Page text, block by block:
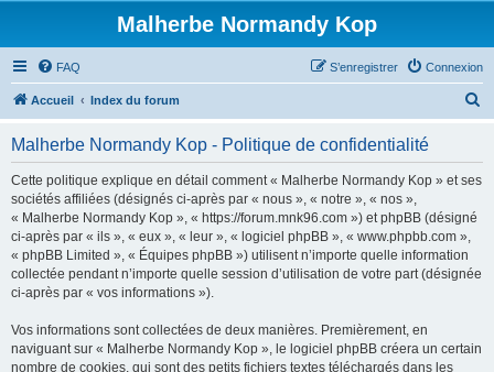
Malherbe Normandy Kop
FAQ Connexion
S’enregistrer
Accueil Index du forum
Malherbe Normandy Kop - Politique de confidentialité
Cette politique explique en détail comment « Malherbe Normandy Kop » et ses
sociétés affiliées (désignés ci-après par « nous », « notre », « nos »,
« Malherbe Normandy Kop », « https://forum.mnk96.com ») et phpBB (désigné
ci-après par « ils », « eux », « leur », « logiciel phpBB », « www.phpbb.com »,
« phpBB Limited », « Équipes phpBB ») utilisent n’importe quelle information
collectée pendant n’importe quelle session d’utilisation de votre part (désignée
ci-après par « vos informations »).
Vos informations sont collectées de deux manières. Premièrement, en
naviguant sur « Malherbe Normandy Kop », le logiciel phpBB créera un certain
nombre de cookies, qui sont des petits fichiers textes téléchargés dans les